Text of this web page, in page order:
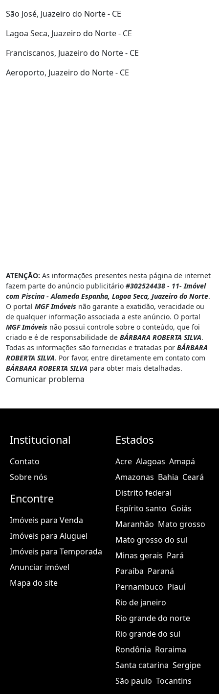
São José, Juazeiro do Norte - CE
Lagoa Seca, Juazeiro do Norte - CE
Franciscanos, Juazeiro do Norte - CE
Aeroporto, Juazeiro do Norte - CE
ATENÇÃO: As informações presentes nesta página de internet
fazem parte do anúncio publicitário #302524438 - 11- Imóvel
com Piscina - Alameda Espanha, Lagoa Seca, Juazeiro do Norte.
O portal MGF Imóveis não garante a exatidão, veracidade ou
de qualquer informação associada a este anúncio. O portal
MGF Imóveis não possui controle sobre o conteúdo, que foi
criado e é de responsabilidade de BÁRBARA ROBERTA SILVA.
Todas as informações são fornecidas e tratadas por BÁRBARA
ROBERTA SILVA. Por favor, entre diretamente em contato com
BÁRBARA ROBERTA SILVA para obter mais detalhadas.
Comunicar problema
Institucional
Contato
Sobre nós
Encontre
Imóveis para Venda
Imóveis para Aluguel
Imóveis para Temporada
Anunciar imóvel
Mapa do site
Estados
Acre Alagoas Amapá
Amazonas Bahia Ceará
Distrito federal
Espírito santo Goiás
Maranhão Mato grosso
Mato grosso do sul
Minas gerais Pará
Paraíba Paraná
Pernambuco Piauí
Rio de janeiro
Rio grande do norte
Rio grande do sul
Rondônia Roraima
Santa catarina Sergipe
São paulo Tocantins